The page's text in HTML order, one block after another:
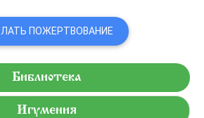
ПОЖЕРТВОВАНИЕ
Библиотека
Игумения